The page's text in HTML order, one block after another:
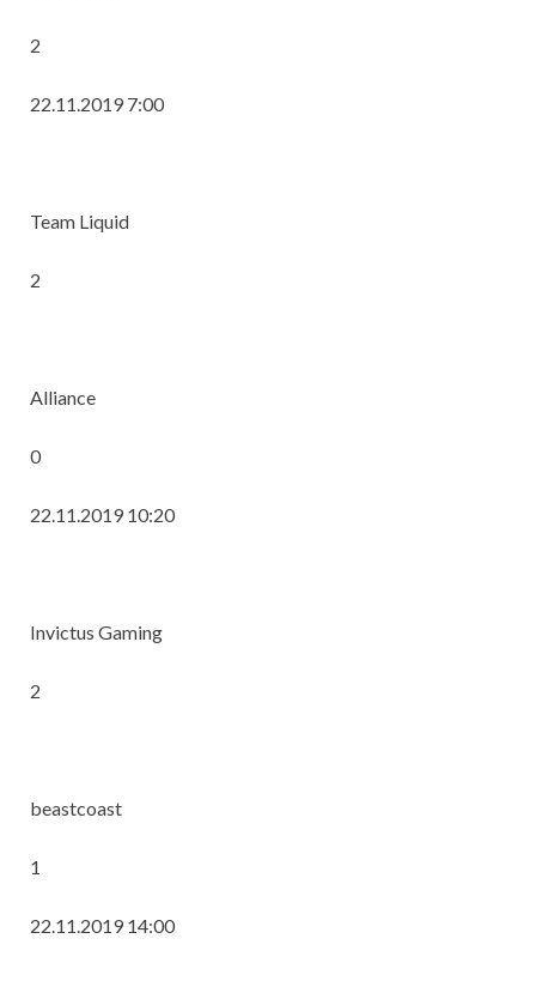
2
22.11.2019 7:00
Team Liquid
2
Alliance
0
22.11.2019 10:20
Invictus Gaming
2
beastcoast
1
22.11.2019 14:00